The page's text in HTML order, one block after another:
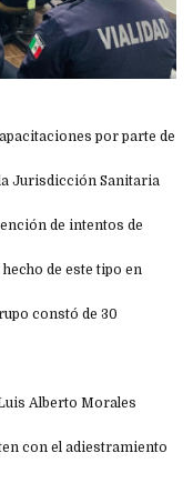
por parte de
la Jurisdicción Sanitaria
de intentos de
de este tipo en
constó de 30
Alberto Morales
con el adiestramiento